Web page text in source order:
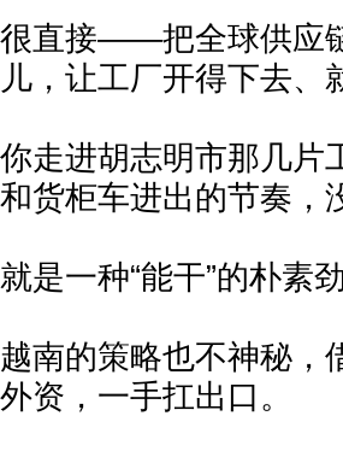
很直接——把全球供应
儿，让工厂开得下去、
你走进胡志明市那几片
和货柜车进出的节奏，
就是一种“能干”的朴素
越南的策略也不神秘，
外资，一手扛出口。